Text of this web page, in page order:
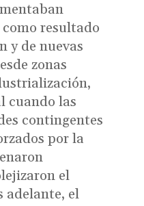
resultado
y de nuevas
zonas
cuando las
contingentes
por la
el
adelante, el